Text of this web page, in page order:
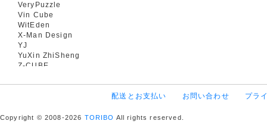
VeryPuzzle
Vin Cube
WitEden
X-Man Design
YJ
YuXin ZhiSheng
Z-CUBE
配送とお支払い お問い合わせ プラ
Copyright © 2008-2026 TORIBO All rights reserved.